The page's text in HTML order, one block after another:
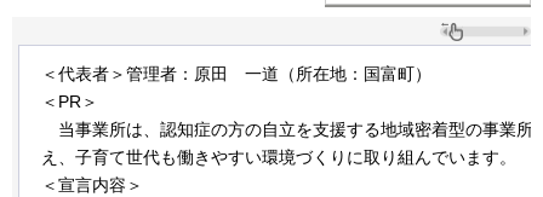
＜代表者＞管理者：原田 一道 （所在地：国富町）
＜PR＞
当事業所は、認知症の方の自立を支援する地域密着型の事業所
え、子育て世代も働きやすい環境づくりに取り組んでいます。
＜宣言内容＞